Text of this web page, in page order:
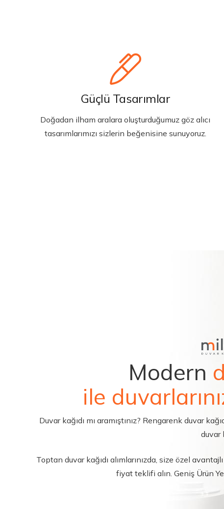
Güçlü Tasarımlar
Doğadan ilham aralara oluşturduğumuz göz alıcı
tasarımlarımızı sizlerin beğenisine sunuyoruz.
Modern
ile
Duvar kağıdı mı aramıştınız? Rengarenk duvar
duvar
Toptan duvar kağıdı alımlarınızda, size özel
fiyat teklifi alın. Geniş Ürün